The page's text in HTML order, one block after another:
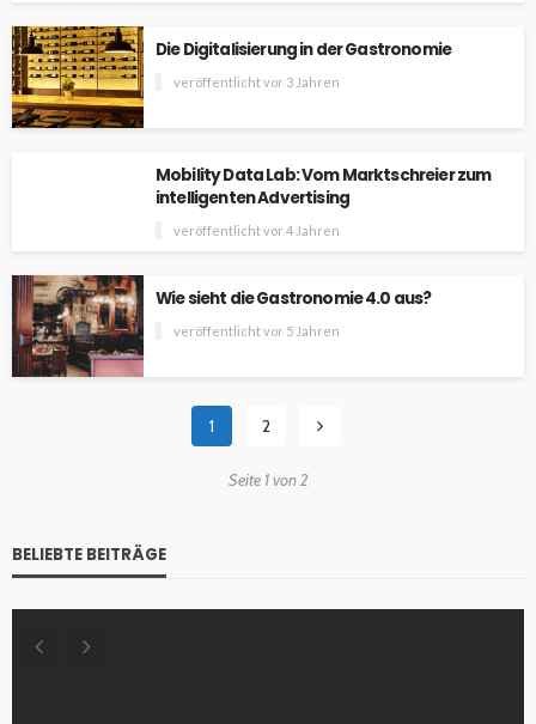
Die Digitalisierung in der Gastronomie
veröffentlicht vor 3 Jahren
Mobility Data Lab: Vom Marktschreier zum
intelligenten Advertising
veröffentlicht vor 4 Jahren
Wie sieht die Gastronomie 4.0 aus?
veröffentlicht vor 5 Jahren
1 2
Seite 1 von 2
BELIEBTE BEITRÄGE